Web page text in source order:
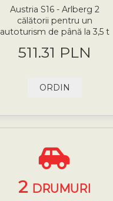
Austria S16 - Arlberg 2
călătorii pentru un
autoturism de până la 3,5 t
511.31 PLN
ORDIN
2 DRUMURI